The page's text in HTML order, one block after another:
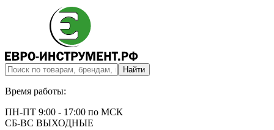
Время работы:
ПН-ПТ 9:00 - 17:00 по МСК
СБ-ВС ВЫХОДНЫЕ